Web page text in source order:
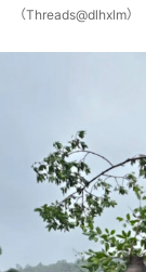
（Threads@dlhxlm）